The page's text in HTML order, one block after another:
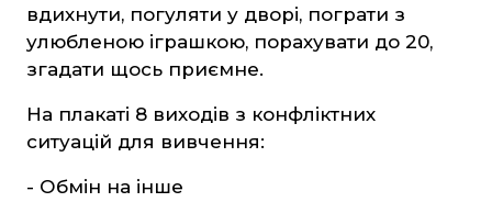
вдихнути, погуляти у дворі, пограти з
улюбленою іграшкою, порахувати до 20,
згадати щось приємне.
На плакаті 8 виходів з конфліктних
ситуацій для вивчення:
- Обмін на інше
4 клас
9 клас
Художня література